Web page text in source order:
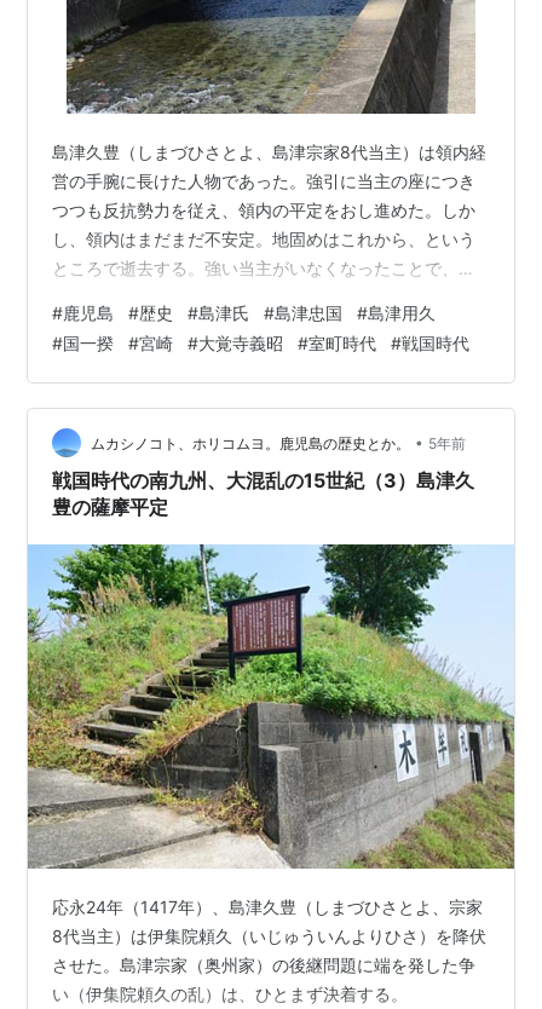
島津久豊（しまづひさとよ、島津宗家8代当主）は領内経
営の手腕に長けた人物であった。強引に当主の座につき
つつも反抗勢力を従え、領内の平定をおし進めた。しか
し、領内はまだまだ不安定。地固めはこれから、という
ところで逝去する。強い当主がいなくなったことで、屈
ある。 rekishikomugae.net rekishikomugae.net 島津忠
国が家督をつぐ 総州家の島津久林が討たれる 薩摩の国人
たちが反抗 島津忠国の失脚、島津用久が実権を握る 記録
が少ないのは、なんでだろう？ 島津忠国と島津用久の対
立 大覚寺義昭事件 島津忠国の復権 薩摩国山北の…
#鹿児島 #歴史 #島津氏 #島津忠国 #島津用久
#国一揆 #宮崎 #大覚寺義昭 #室町時代 #戦国時代
ムカシノコト、ホリコムヨ。鹿児島の歴史とか。 • 5年前
戦国時代の南九州、大混乱の15世紀（3）島津久
豊の薩摩平定
応永24年（1417年）、島津久豊（しまづひさとよ、宗家
8代当主）は伊集院頼久（いじゅういんよりひさ）を降伏
させた。島津宗家（奥州家）の後継問題に端を発した争
い（伊集院頼久の乱）は、ひとまず決着する。